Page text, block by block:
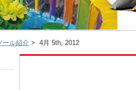
ール紹介 > 4月 5th, 2012